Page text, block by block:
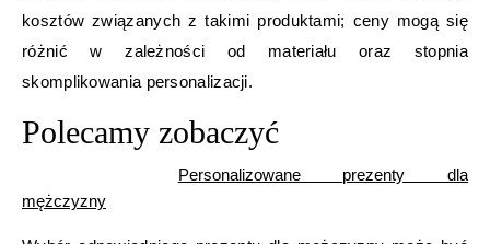
kosztów związanych z takimi produktami; ceny mogą się
różnić w zależności od materiału oraz stopnia
skomplikowania personalizacji.
Polecamy zobaczyć
Personalizowane prezenty dla
mężczyzny